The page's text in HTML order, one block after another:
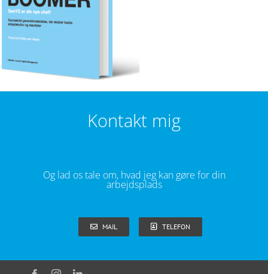
Kontakt mig
Og lad os tale om, hvad jeg kan gøre for din
arbejdsplads
MAIL TELEFON